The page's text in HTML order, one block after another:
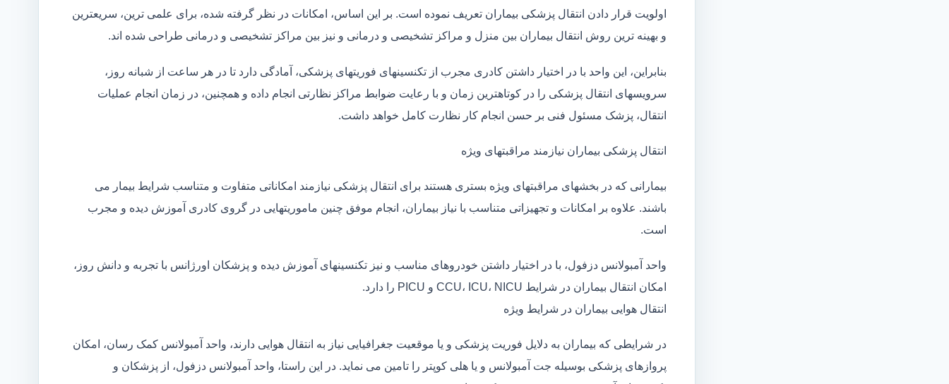
اولویت قرار دادن انتقال پزشکی بیماران تعریف نموده است. بر این اساس، امکانات در نظر گرفته شده، برای علمی ترین، سریعترین
و بهینه ترین روش انتقال بیماران بین منزل و مراکز تشخیصی و درمانی و نیز بین مراکز تشخیصی و درمانی طراحی شده اند.
بنابراین، این واحد با در اختیار داشتن کادری مجرب از تکنسینهای فوریتهای پزشکی، آمادگی دارد تا در هر ساعت از شبانه روز،
سرویسهای انتقال پزشکی را در کوتاهترین زمان و با رعایت ضوابط مراکز نظارتی انجام داده و همچنین، در زمان انجام عملیات
انتقال، پزشک مسئول فنی بر حسن انجام کار نظارت کامل خواهد داشت.
انتقال پزشکی بیماران نیازمند مراقبتهای ویژه
بیمارانی که در بخشهای مراقبتهای ویژه بستری هستند برای انتقال پزشکی نیازمند امکاناتی متفاوت و متناسب شرایط بیمار می
باشند. علاوه بر امکانات و تجهیزاتی متناسب با نیاز بیماران، انجام موفق چنین ماموریتهایی در گروی کادری آموزش دیده و مجرب
است.
واحد آمبولانس دزفول، با در اختیار داشتن خودروهای مناسب و نیز تکنسینهای آموزش دیده و پزشکان اورژانس با تجربه و دانش روز،
امکان انتقال بیماران در شرایط CCU، ICU، NICU و PICU را دارد.
انتقال هوایی بیماران در شرایط ویژه
در شرایطی که بیماران به دلایل فوریت پزشکی و یا موقعیت جغرافیایی نیاز به انتقال هوایی دارند، واحد آمبولانس کمک رسان، امکان
پروازهای پزشکی بوسیله جت آمبولانس و یا هلی کوپتر را تامین می نماید. در این راستا، واحد آمبولانس دزفول، از پزشکان و